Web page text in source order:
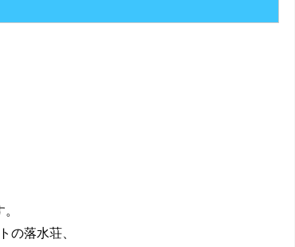
の落水荘、